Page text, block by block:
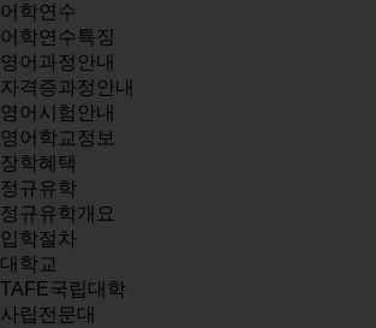
어학연수
어학연수특징
영어과정안내
자격증과정안내
영어시험안내
영어학교정보
장학혜택
정규유학
정규유학개요
입학절차
대학교
TAFE국립대학
사립전문대